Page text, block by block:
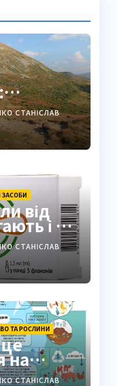
СТАНІСЛАВ
ЗАСОБИ
від
і як
СТАНІСЛАВ
ТА РОСЛИНИ
на
гід
СТАНІСЛАВ